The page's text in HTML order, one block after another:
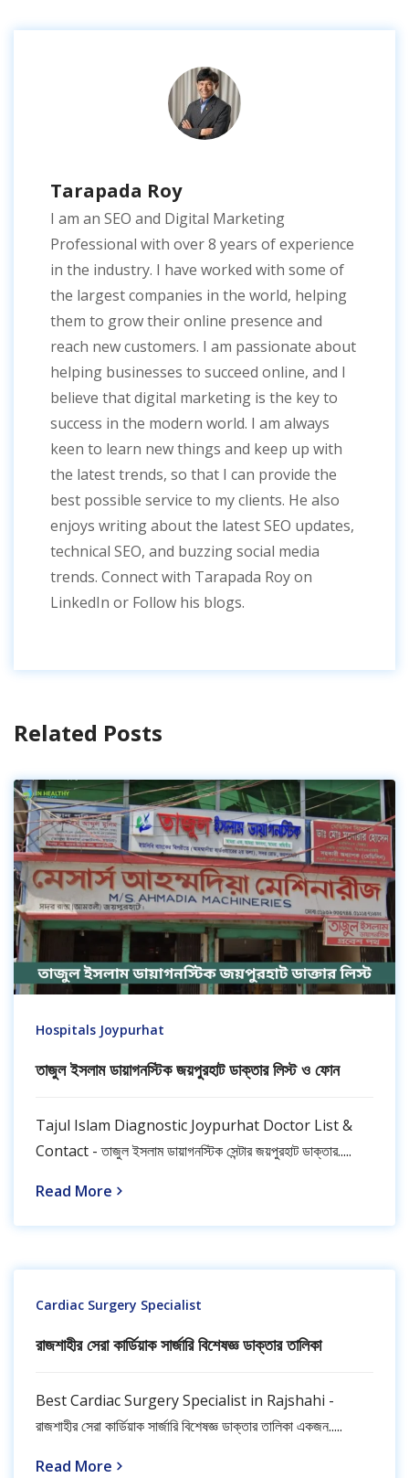
Tarapada Roy
I am an SEO and Digital Marketing
Professional with over 8 years of experience
in the industry. I have worked with some of
the largest companies in the world, helping
them to grow their online presence and
reach new customers. I am passionate about
helping businesses to succeed online, and I
believe that digital marketing is the key to
success in the modern world. I am always
keen to learn new things and keep up with
the latest trends, so that I can provide the
best possible service to my clients. He also
enjoys writing about the latest SEO updates,
technical SEO, and buzzing social media
trends. Connect with Tarapada Roy on
LinkedIn or Follow his blogs.
Related Posts
Hospitals Joypurhat
তাজুল ইসলাম ডায়াগনস্টিক জয়পুরহাট ডাক্তার লিস্ট ও ফোন
Tajul Islam Diagnostic Joypurhat Doctor List &
Contact - তাজুল ইসলাম ডায়াগনস্টিক সেন্টার জয়পুরহাট ডাক্তার.....
Read More
Cardiac Surgery Specialist
রাজশাহীর সেরা কার্ডিয়াক সার্জারি বিশেষজ্ঞ ডাক্তার তালিকা
Best Cardiac Surgery Specialist in Rajshahi -
রাজশাহীর সেরা কার্ডিয়াক সার্জারি বিশেষজ্ঞ ডাক্তার তালিকা একজন.....
Read More